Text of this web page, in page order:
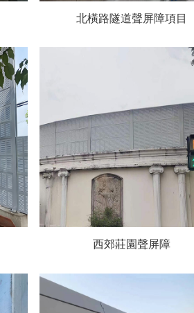
北橫路隧道聲屏障項目
西郊莊園聲屏障